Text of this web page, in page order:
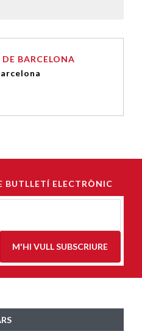
BARCELONA
ELECTRÒNIC
M'HI VULL SUBSCRIURE